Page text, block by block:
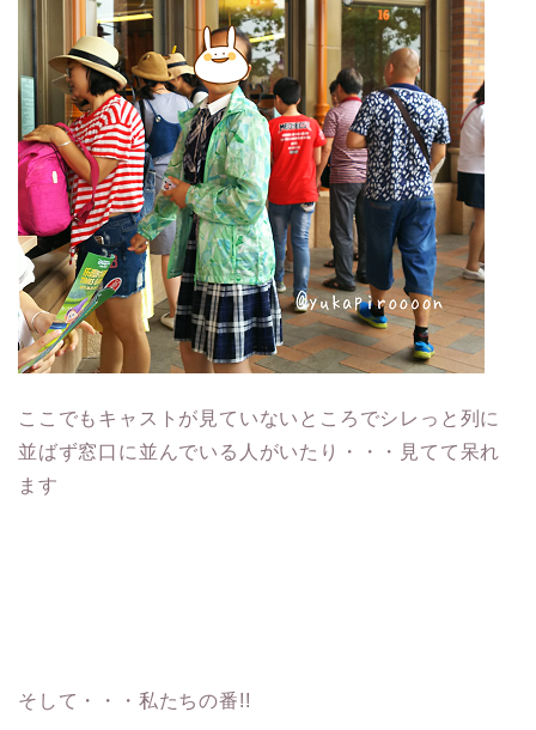
ここでもキャストが見ていないところでシレっと列に
並ばず窓口に並んでいる人がいたり・・・見てて呆れ
ます
そして・・・私たちの番!!